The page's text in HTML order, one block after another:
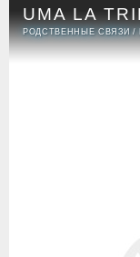
UMA LA
РОДСТВЕННЫЕ СВЯЗИ /